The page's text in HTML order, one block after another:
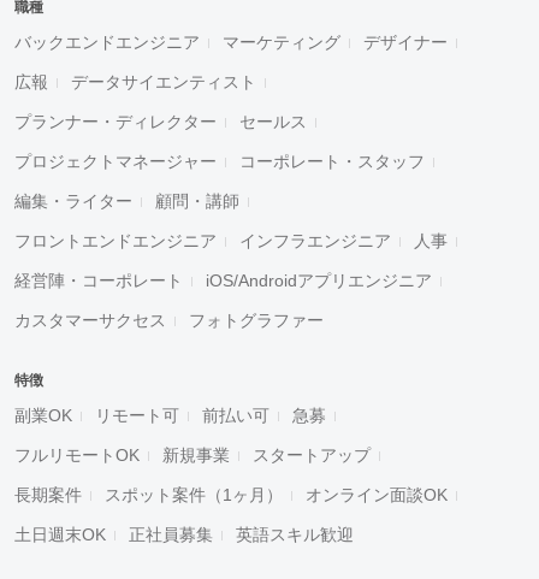
職種
バックエンドエンジニア マーケティング デザイナー
広報 データサイエンティスト
プランナー・ディレクター セールス
プロジェクトマネージャー コーポレート・スタッフ
編集・ライター 顧問・講師
フロントエンドエンジニア インフラエンジニア 人事
経営陣・コーポレート iOS/Androidアプリエンジニア
カスタマーサクセス フォトグラファー
特徴
副業OK リモート可 前払い可 急募
フルリモートOK 新規事業 スタートアップ
長期案件 スポット案件（1ヶ月） オンライン面談OK
土日週末OK 正社員募集 英語スキル歓迎